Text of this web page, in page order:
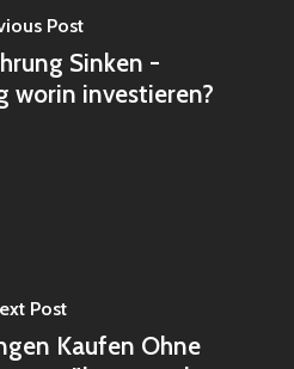
Post
Sinken -
worin investieren?
Post
Kaufen Ohne